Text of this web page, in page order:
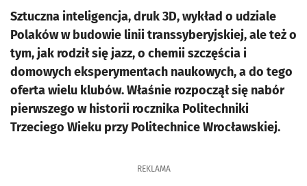
Sztuczna inteligencja, druk 3D, wykład o udziale
Polaków w budowie linii transsyberyjskiej, ale też o
tym, jak rodził się jazz, o chemii szczęścia i
domowych eksperymentach naukowych, a do tego
oferta wielu klubów. Właśnie rozpoczął się nabór
pierwszego w historii rocznika Politechniki
Trzeciego Wieku przy Politechnice Wrocławskiej.
REKLAMA